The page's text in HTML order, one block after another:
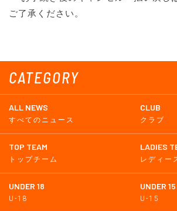
CATEGORY
ALL NEWS
すべてのニュース
CLUB
クラブ
TOP TEAM
トップチーム
LADIES
レディー
UNDER 18
U-18
UNDER 15
U-15
ご了承ください。